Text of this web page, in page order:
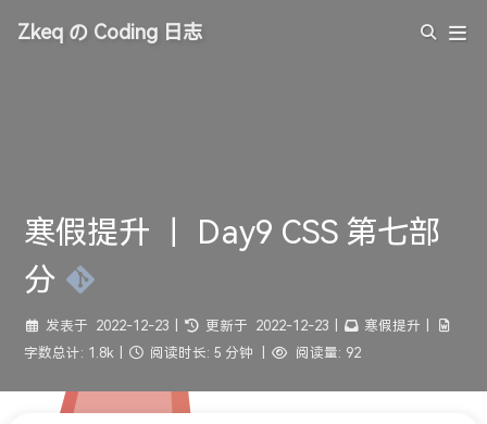
Zkeq の Coding 日志
寒假提升 ｜ Day9 CSS 第七部
分
发表于 2022-12-23 更新于 2022-12-23 寒假提升
字数总计: 1.8k 阅读时长: 5 分钟 阅读量: 92